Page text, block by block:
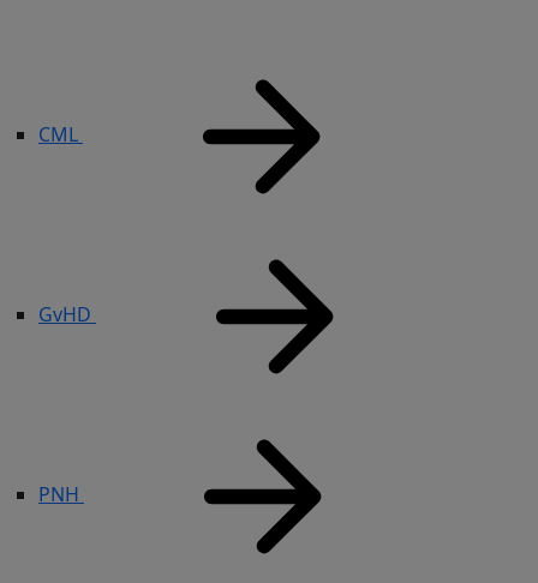
CML
GvHD
PNH